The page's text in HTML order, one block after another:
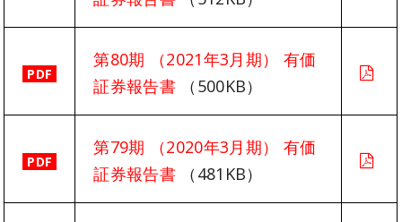
PDF
第80期 （2021年3月期） 有価
証券報告書 （500KB）
PDF
第79期 （2020年3月期） 有価
証券報告書 （481KB）